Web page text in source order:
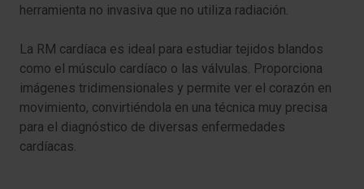
herramienta no invasiva que no utiliza radiación.
La RM cardíaca es ideal para estudiar tejidos blandos
como el músculo cardíaco o las válvulas. Proporciona
imágenes tridimensionales y permite ver el corazón en
movimiento, convirtiéndola en una técnica muy precisa
para el diagnóstico de diversas enfermedades
cardíacas.